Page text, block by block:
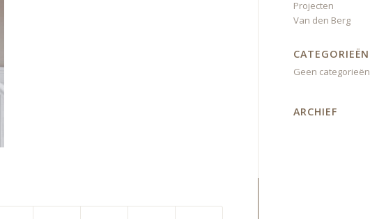
Projecten
Van den Berg
CATEGORIEËN
Geen categorieën
ARCHIEF